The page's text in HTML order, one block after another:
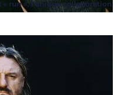
run », l’unique collaboration